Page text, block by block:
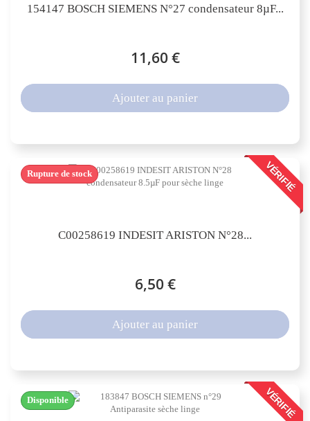
154147 BOSCH SIEMENS N°27 condensateur 8µF...
11,60 €
Ajouter au panier
VÉRIFIÉ
C00258619 INDESIT ARISTON N°28...
6,50 €
Rupture de stock
Ajouter au panier
VÉRIFIÉ
Disponible